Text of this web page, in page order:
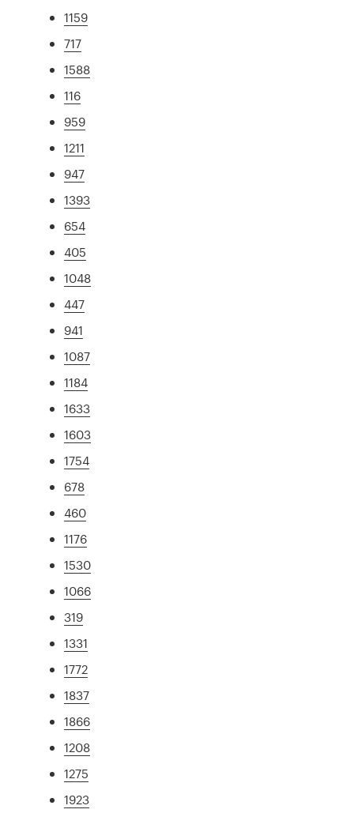
1159
717
1588
116
959
1211
947
1393
654
405
1048
447
941
1087
1184
1633
1603
1754
678
460
1176
1530
1066
319
1331
1772
1837
1866
1208
1275
1923